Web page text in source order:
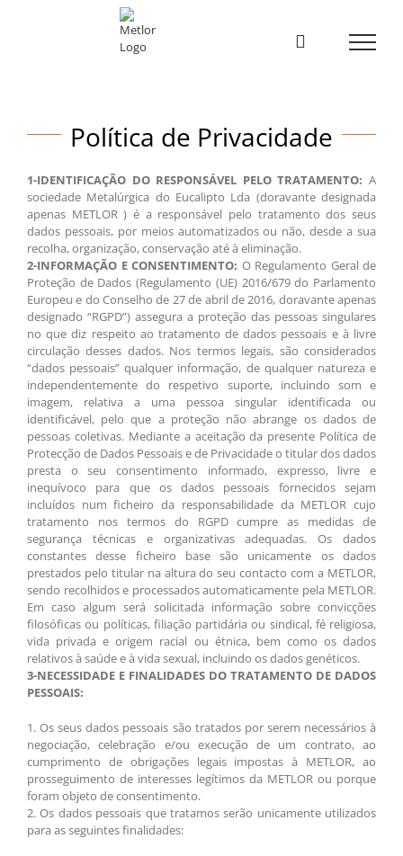
Política de Privacidade
1-IDENTIFICAÇÃO DO RESPONSÁVEL PELO TRATAMENTO: A
sociedade Metalúrgica do Eucalipto Lda (doravante designada
apenas METLOR ) é a responsável pelo tratamento dos seus
dados pessoais, por meios automatizados ou não, desde a sua
recolha, organização, conservação até à eliminação.
2-INFORMAÇÃO E CONSENTIMENTO: O Regulamento Geral de
Proteção de Dados (Regulamento (UE) 2016/679 do Parlamento
Europeu e do Conselho de 27 de abril de 2016, doravante apenas
designado “RGPD”) assegura a proteção das pessoas singulares
no que diz respeito ao tratamento de dados pessoais e à livre
circulação desses dados. Nos termos legais, são considerados
“dados pessoais” qualquer informação, de qualquer natureza e
independentemente do respetivo suporte, incluindo som e
imagem, relativa a uma pessoa singular identificada ou
identificável, pelo que a proteção não abrange os dados de
pessoas coletivas. Mediante a aceitação da presente Política de
Protecção de Dados Pessoais e de Privacidade o titular dos dados
presta o seu consentimento informado, expresso, livre e
inequívoco para que os dados pessoais fornecidos sejam
incluídos num ficheiro da responsabilidade da METLOR cujo
tratamento nos termos do RGPD cumpre as medidas de
segurança técnicas e organizativas adequadas. Os dados
constantes desse ficheiro base são unicamente os dados
prestados pelo titular na altura do seu contacto com a METLOR,
sendo recolhidos e processados automaticamente pela METLOR.
Em caso algum será solicitada informação sobre convicções
filosóficas ou políticas, filiação partidária ou sindical, fé religiosa,
vida privada e origem racial ou étnica, bem como os dados
relativos à saúde e à vida sexual, incluindo os dados genéticos.
3-NECESSIDADE E FINALIDADES DO TRATAMENTO DE DADOS
PESSOAIS:
1. Os seus dados pessoais são tratados por serem necessários à
negociação, celebração e/ou execução de um contrato, ao
cumprimento de obrigações legais impostas à METLOR, ao
prosseguimento de interesses legítimos da METLOR ou porque
foram objeto de consentimento.
2. Os dados pessoais que tratamos serão unicamente utilizados
para as seguintes finalidades: